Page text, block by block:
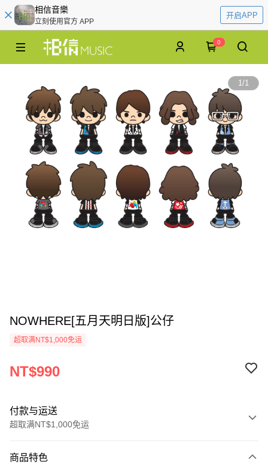
相信音樂
立刻使用官方 APP
开启APP
0
1/1
NOWHERE[五月天明日版]公仔
超取满NT$1,000免运
NT$990
付款与运送
超取满NT$1,000免运
信用卡一次付款
商品特色